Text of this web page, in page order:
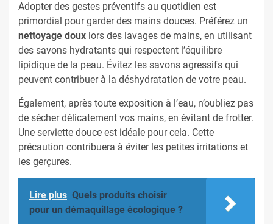
Adopter des gestes préventifs au quotidien est
primordial pour garder des mains douces. Préférez un
nettoyage doux lors des lavages de mains, en utilisant
des savons hydratants qui respectent l’équilibre
lipidique de la peau. Évitez les savons agressifs qui
peuvent contribuer à la déshydratation de votre peau.
Également, après toute exposition à l’eau, n’oubliez pas
de sécher délicatement vos mains, en évitant de frotter.
Une serviette douce est idéale pour cela. Cette
précaution contribuera à éviter les petites irritations et
les gerçures.
Lire plus Quels produits choisir
pour un démaquillage écologique ?